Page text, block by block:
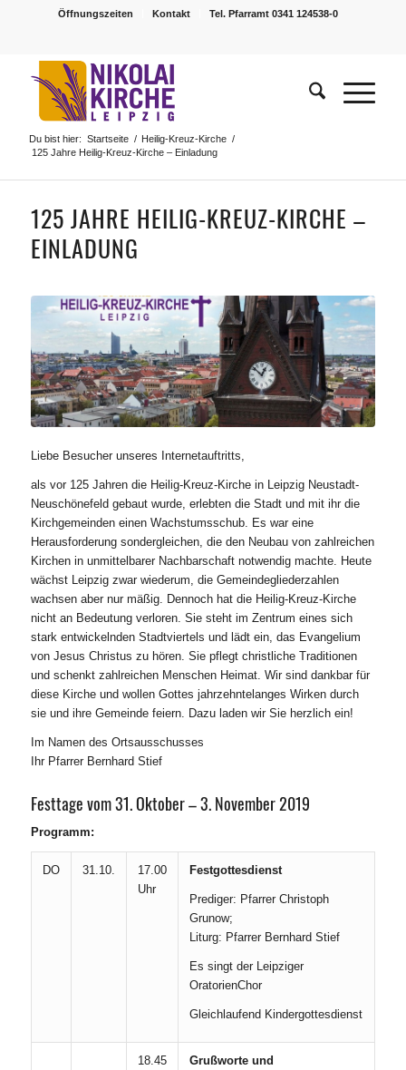
Öffnungszeiten Kontakt Tel. Pfarramt 0341 124538-0
Du bist hier: Startseite / Heilig-Kreuz-Kirche /
125 Jahre Heilig-Kreuz-Kirche – Einladung
125 JAHRE HEILIG-KREUZ-KIRCHE –
EINLADUNG
Liebe Besucher unseres Internetauftritts,
als vor 125 Jahren die Heilig-Kreuz-Kirche in Leipzig Neustadt-
Neuschönefeld gebaut wurde, erlebten die Stadt und mit ihr die
Kirchgemeinden einen Wachstumsschub. Es war eine
Herausforderung sondergleichen, die den Neubau von zahlreichen
Kirchen in unmittelbarer Nachbarschaft notwendig machte. Heute
wächst Leipzig zwar wiederum, die Gemeindegliederzahlen
wachsen aber nur mäßig. Dennoch hat die Heilig-Kreuz-Kirche
nicht an Bedeutung verloren. Sie steht im Zentrum eines sich
stark entwickelnden Stadtviertels und lädt ein, das Evangelium
von Jesus Christus zu hören. Sie pflegt christliche Traditionen
und schenkt zahlreichen Menschen Heimat. Wir sind dankbar für
diese Kirche und wollen Gottes jahrzehntelanges Wirken durch
sie und ihre Gemeinde feiern. Dazu laden wir Sie herzlich ein!
Im Namen des Ortsausschusses
Ihr Pfarrer Bernhard Stief
Festtage vom 31. Oktober – 3. November 2019
Programm:
DO 31.10.
17.00
Uhr
Festgottesdienst
Prediger: Pfarrer Christoph
Grunow;
Liturg: Pfarrer Bernhard Stief
Es singt der Leipziger
OratorienChor
Gleichlaufend Kindergottesdienst
18.45
Grußworte und